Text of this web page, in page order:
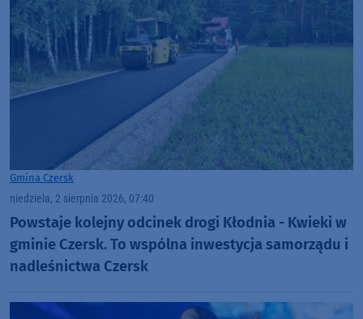
Gmina Czersk
niedziela, 2 sierpnia 2026, 07:40
Powstaje kolejny odcinek drogi Kłodnia - Kwieki w
gminie Czersk. To wspólna inwestycja samorządu i
nadleśnictwa Czersk